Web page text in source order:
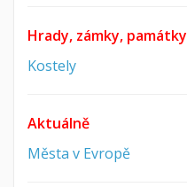
Hrady, zámky, památky
Kostely
Aktuálně
Města v Evropě